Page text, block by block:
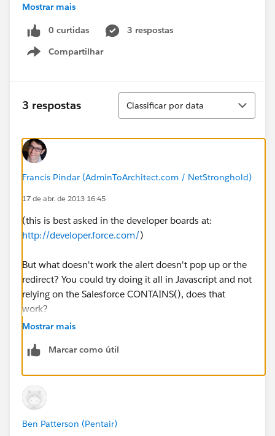
else{
document.location.href="/apex/SVMX_Create_SalesOr
der_ST?id={!SVMXC__Service_Group__c.Id}";
Mostrar mais
0 curtidas
3 respostas
Compartilhar
Show menu
3 respostas
Classificar
Classificar por data
Francis Pindar (AdminToArchitect.com / NetStronghold)
17 de abr. de 2013 16:45
(this is best asked in the developer boards at:
http://developer.force.com/)
But what doesn't work the alert doesn't pop up or the
redirect? You could try doing it all in Javascript and not
relying on the Salesforce CONTAINS(), does that
work?
Mostrar mais
Marcar como útil
Ben Patterson (Pentair)